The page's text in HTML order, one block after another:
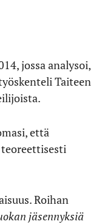
jossa analysoi,
Taiteen
että
Roihan
jäsennyksiä